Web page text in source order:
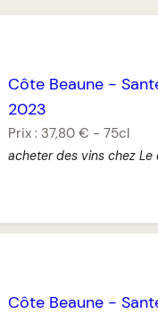
Côte Beaune -
2023
Prix : 37,80 € -75cl
acheter des vins chez Le
Côte Beaune -